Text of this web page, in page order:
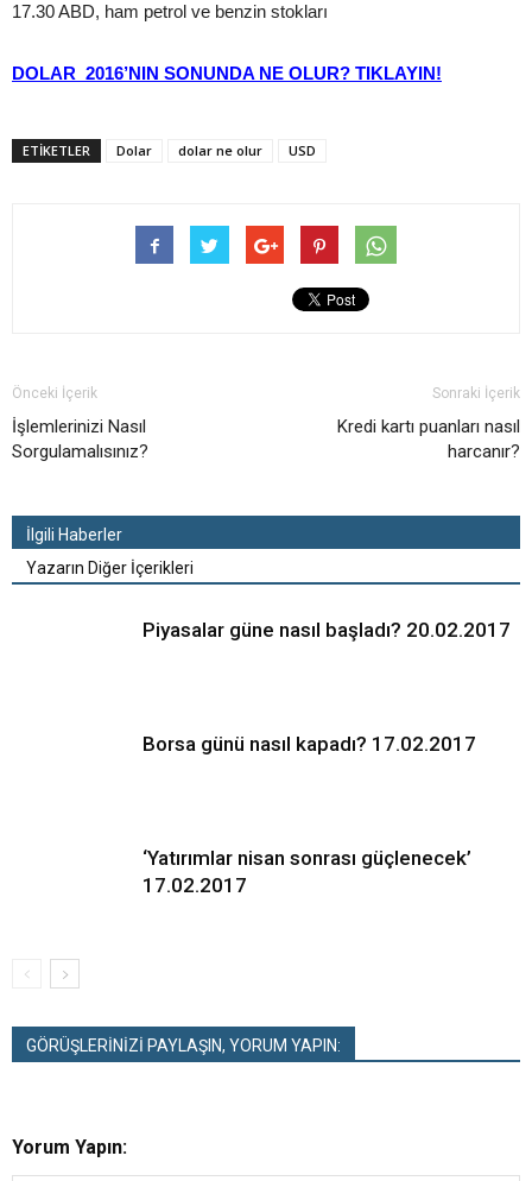
17.30 ABD, ham petrol ve benzin stokları
DOLAR 2016’NIN SONUNDA NE OLUR? TIKLAYIN!
ETIKETLER Dolar dolar ne olur USD
Önceki İçerik
İşlemlerinizi Nasıl
Sorgulamalısınız?
Sonraki İçerik
Kredi kartı puanları nasıl
harcanır?
İlgili Haberler
Yazarın Diğer İçerikleri
Piyasalar güne nasıl başladı? 20.02.2017
Borsa günü nasıl kapadı? 17.02.2017
‘Yatırımlar nisan sonrası güçlenecek’
17.02.2017
GÖRÜŞLERİNİZİ PAYLAŞIN, YORUM YAPIN:
Yorum Yapın: